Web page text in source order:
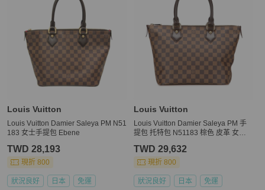
Louis Vuitton
Louis Vuitton Damier Saleya PM N51
183 女士手提包 Ebene
TWD 28,193
現折 800
狀況良好 日本 免運
Louis Vuitton
Louis Vuitton Damier Saleya PM 手
提包 托特包 N51183 棕色 皮革 女款 L
TWD 29,632
現折 800
狀況良好 日本 免運